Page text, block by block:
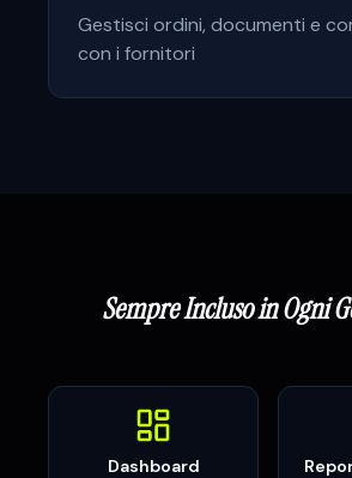
Gestisci ordini, documenti e
con i fornitori
Sempre Incluso in Ogni
Dashboard